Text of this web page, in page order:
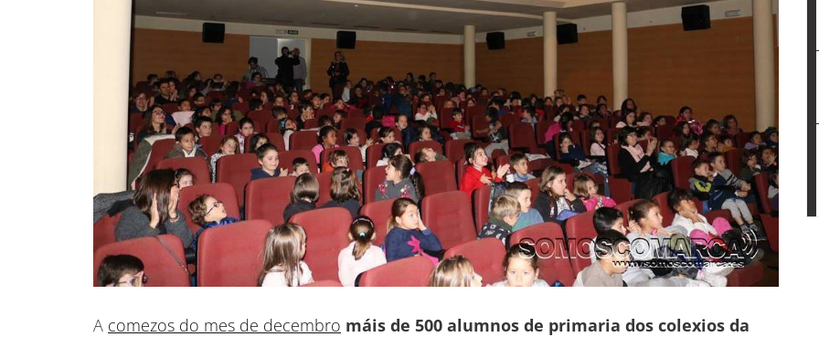
A comezos do mes de decembro máis de 500 alumnos de primaria dos colexios da